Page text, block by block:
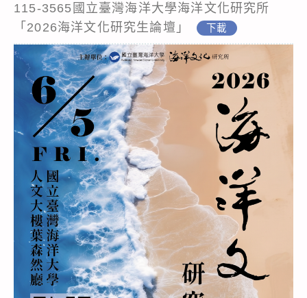
115-3565國立臺灣海洋大學海洋文化研究所
「2026海洋文化研究生論壇」
下載